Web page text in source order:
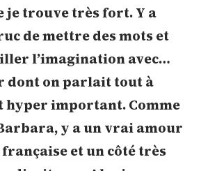
je trouve très fort. Y a
de mettre des mots et
l’imagination avec…
dont on parlait tout à
hyper important. Comme
y a un vrai amour
et un côté très